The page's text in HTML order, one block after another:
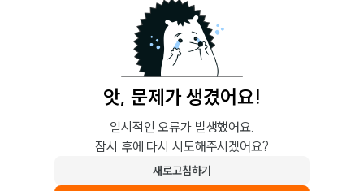
앗, 문제가 생겼어요!
일시적인 오류가 발생했어요.
잠시 후에 다시 시도해주시겠어요?
새로고침하기